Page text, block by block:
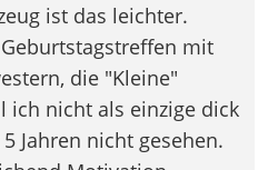
ist das leichter.
mit
die "Kleine"
ich nicht als einzige dick
Jahren nicht gesehen.